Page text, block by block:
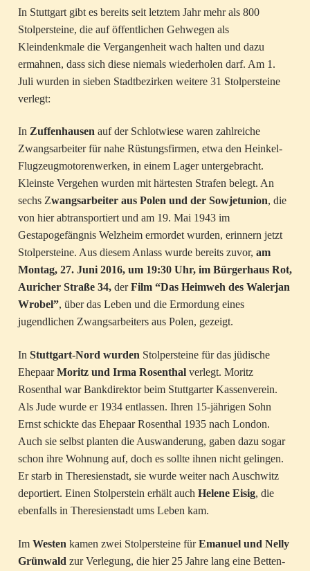
In Stuttgart gibt es bereits seit letztem Jahr mehr als 800
Stolpersteine, die auf öffentlichen Gehwegen als
Kleindenkmale die Vergangenheit wach halten und dazu
ermahnen, dass sich diese niemals wiederholen darf. Am 1.
Juli wurden in sieben Stadtbezirken weitere 31 Stolpersteine
verlegt:
In Zuffenhausen auf der Schlotwiese waren zahlreiche
Zwangsarbeiter für nahe Rüstungsfirmen, etwa den Heinkel-
Flugzeugmotorenwerken, in einem Lager untergebracht.
Kleinste Vergehen wurden mit härtesten Strafen belegt. An
sechs Zwangsarbeiter aus Polen und der Sowjetunion, die
von hier abtransportiert und am 19. Mai 1943 im
Gestapogefängnis Welzheim ermordet wurden, erinnern jetzt
Stolpersteine. Aus diesem Anlass wurde bereits zuvor, am
Montag, 27. Juni 2016, um 19:30 Uhr, im Bürgerhaus Rot,
Auricher Straße 34, derFilm “Das Heimweh des Walerjan
Wrobel”, über das Leben und die Ermordung eines
jugendlichen Zwangsarbeiters aus Polen, gezeigt.
In Stuttgart-Nord wurden Stolpersteine für das jüdische
EhepaarMoritz und Irma Rosenthal verlegt. Moritz
Rosenthal war Bankdirektor beim Stuttgarter Kassenverein.
Als Jude wurde er 1934 entlassen. Ihren 15-jährigen Sohn
Ernst schickte das Ehepaar Rosenthal 1935 nach London.
Auch sie selbst planten die Auswanderung, gaben dazu sogar
schon ihre Wohnung auf, doch es sollte ihnen nicht gelingen.
Er starb in Theresienstadt, sie wurde weiter nach Auschwitz
deportiert. Einen Stolperstein erhält auch Helene Eisig, die
ebenfalls in Theresienstadt ums Leben kam.
Im Westen kamen zwei Stolpersteine fürEmanuel und Nelly
Grünwald zur Verlegung, die hier 25 Jahre lang eine Betten-